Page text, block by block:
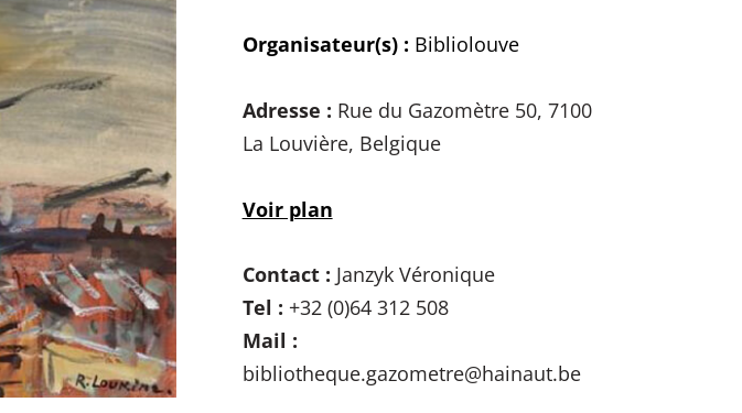
Organisateur(s) : Bibliolouve
Adresse : Rue du Gazomètre 50, 7100
La Louvière, Belgique
Voir plan
Contact : Janzyk Véronique
Tel : +32 (0)64 312 508
Mail :
bibliotheque.gazometre@hainaut.be